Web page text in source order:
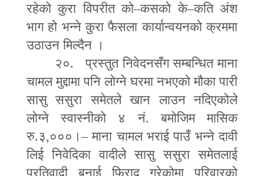
रहेको कुरा विपरीत को–कसको के–कति अंश
भाग हो भन्ने कुरा फैसला कार्यान्वयनको क्रममा
उठाउन मिल्दैन ।
२०. प्रस्तुत निवेदनसँग सम्बन्धित माना
चामल मुद्दामा पनि लोग्ने घरमा नभएको मौका पारी
सासु ससुरा समेतले खान लाउन नदिएकोले
लोग्ने स्वास्नीको ४ नं. बमोजिम मासिक
रु.३,०००।–माना चामल भराई पाउँ भन्ने दावी
लिई निवेदिका वादीले सासु ससुरा समेतलाई
प्रतिवादी बनाई फिराद गरेकोमा परिवारको